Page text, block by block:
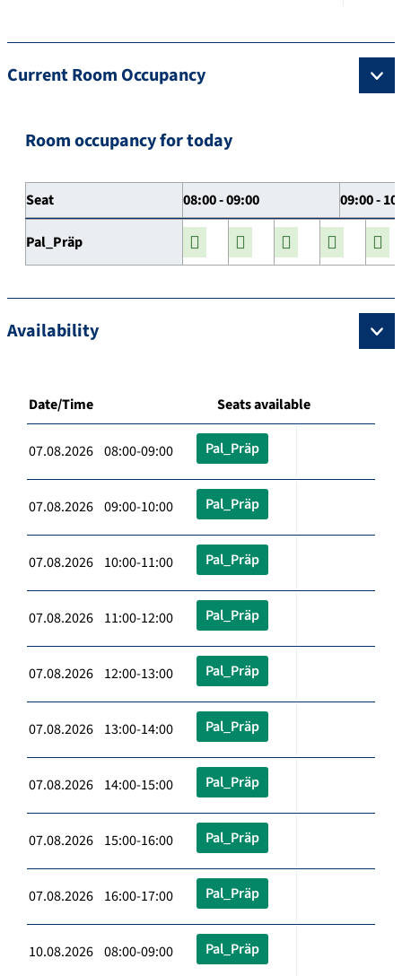
Current Room Occupancy
Room occupancy for today
Seat 08:00 - 09:00 09:00 -
Pal_Präp
Availability
Date/Time Seats available
07.08.2026 08:00-09:00 Pal_Präp
07.08.2026 09:00-10:00 Pal_Präp
07.08.2026 10:00-11:00 Pal_Präp
07.08.2026 11:00-12:00 Pal_Präp
07.08.2026 12:00-13:00 Pal_Präp
07.08.2026 13:00-14:00 Pal_Präp
07.08.2026 14:00-15:00 Pal_Präp
07.08.2026 15:00-16:00 Pal_Präp
07.08.2026 16:00-17:00 Pal_Präp
10.08.2026 08:00-09:00 Pal_Präp